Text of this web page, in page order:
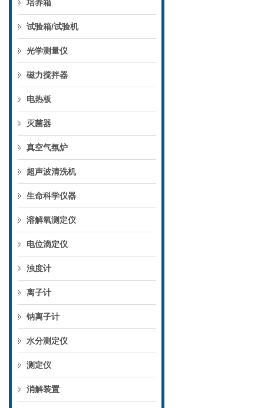
培养箱
试验箱/试验机
光学测量仪
磁力搅拌器
电热板
灭菌器
真空气氛炉
超声波清洗机
生命科学仪器
溶解氧测定仪
电位滴定仪
浊度计
离子计
钠离子计
水分测定仪
测定仪
消解装置